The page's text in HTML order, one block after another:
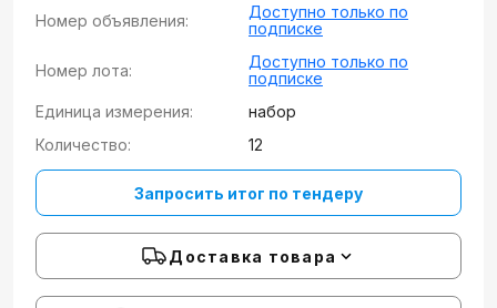
Номер объявления:
Доступно только по
подписке
Номер лота:
Доступно только по
подписке
Единица измерения:
набор
Количество:
12
Запросить итог по тендеру
Доставка товара